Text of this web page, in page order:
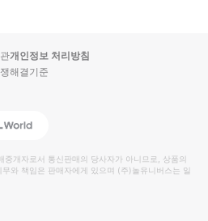
개인정보 처리방침
해결기준
Global
중개자로서 통신판매의 당사자가 아니므로, 상품의
와 책임은 판매자에게 있으며 (주)놀유니버스는 일